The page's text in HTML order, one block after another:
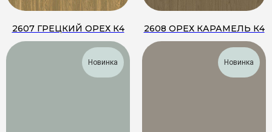
2607 ГРЕЦКИЙ ОРЕХ К4 2608 ОРЕХ КАРАМЕЛЬ К4
Новинка Новинка